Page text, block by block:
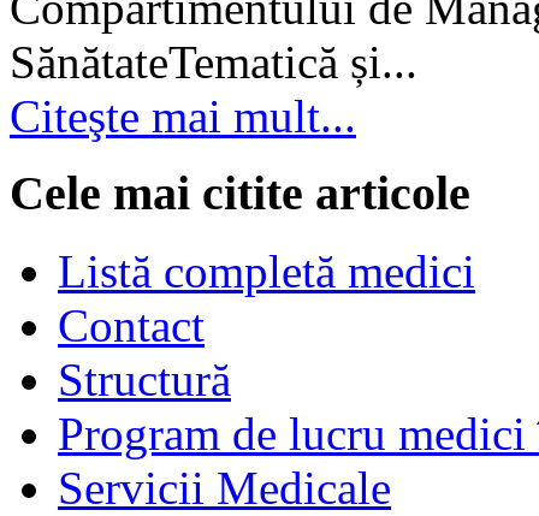
SănătateTematică și...
Citeşte mai mult...
Cele mai citite articole
Listă completă medici
Contact
Structură
Program de lucru
Servicii Medicale